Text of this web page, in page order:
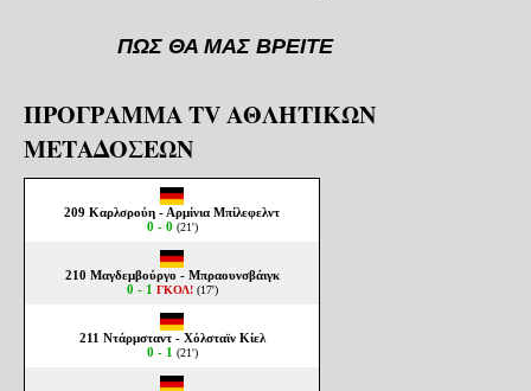
ΠΩΣ ΘΑ ΜΑΣ ΒΡΕΙΤΕ
ΠΡΟΓΡΑΜΜΑ TV ΑΘΛΗΤΙΚΩΝ
ΜΕΤΑΔΟΣΕΩΝ